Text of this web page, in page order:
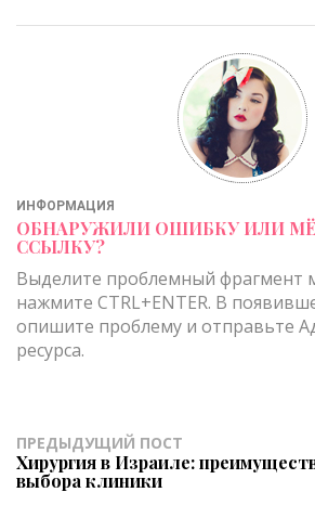
ИНФОРМАЦИЯ
ОБНАРУЖИЛИ ОШИБКУ ИЛИ
ССЫЛКУ?
Выделите проблемный фрагмент
нажмите CTRL+ENTER. В
опишите проблему и отправьте
ресурса.
ПРЕДЫДУЩИЙ ПОСТ
Хирургия в Израиле:
выбора клиники